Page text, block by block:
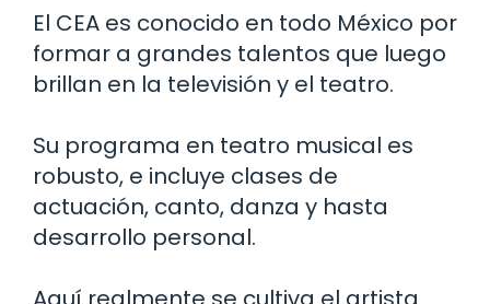
El CEA es conocido en todo México por
formar a grandes talentos que luego
brillan en la televisión y el teatro.
Su programa en teatro musical es
robusto, e incluye clases de
actuación, canto, danza y hasta
desarrollo personal.